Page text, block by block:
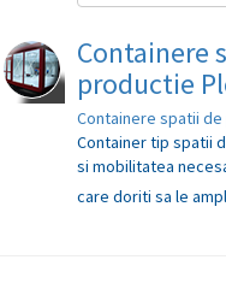
Containere
productie
Containere spatii
Container tip spatii
si mobilitatea
care doriti sa le